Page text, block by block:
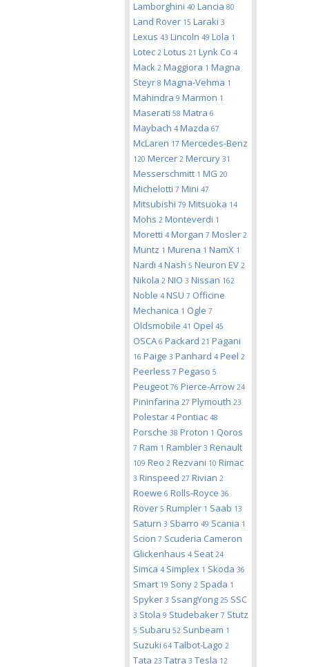
Lamborghini 40 Lancia 80
Land Rover 15 Laraki 3
Lexus 43 Lincoln 49 Lola 1
Lotec 2 Lotus 21 Lynk Co 4
Mack 2 Maggiora 1 Magna
Steyr 8 Magna-Vehma 1
Mahindra 9 Marmon 1
Maserati 58 Matra 6
Maybach 4 Mazda 67
McLaren 17 Mercedes-Benz
120 Mercer 2 Mercury 31
Messerschmitt 1 MG 20
Michelotti 7 Mini 47
Mitsubishi 79 Mitsuoka 14
Mohs 2 Monteverdi 1
Moretti 4 Morgan 7 Mosler 2
Muntz 1 Murena 1 NamX 1
Nardi 4 Nash 5 Neuron EV 2
Nikola 2 NIO 3 Nissan 162
Noble 4 NSU 7 Officine
Mechanica 1 Ogle 7
Oldsmobile 41 Opel 45
OSCA 6 Packard 21 Pagani
16 Paige 3 Panhard 4 Peel 2
Peerless 7 Pegaso 5
Peugeot 76 Pierce-Arrow 24
Pininfarina 27 Plymouth 23
Polestar 4 Pontiac 48
Porsche 38 Proton 1 Qoros
7 Ram 1 Rambler 3 Renault
109 Reo 2 Rezvani 10 Rimac
3 Rinspeed 27 Rivian 2
Roewe 6 Rolls-Royce 36
Rover 5 Rumpler 1 Saab 13
Saturn 3 Sbarro 49 Scania 1
Scion 7 Scuderia Cameron
Glickenhaus 4 Seat 24
Simca 4 Simplex 1 Skoda 36
Smart 19 Sony 2 Spada 1
Spyker 3 SsangYong 25 SSC
3 Stola 9 Studebaker 7 Stutz
5 Subaru 52 Sunbeam 1
Suzuki 64 Talbot-Lago 2
Tata 23 Tatra 3 Tesla 12